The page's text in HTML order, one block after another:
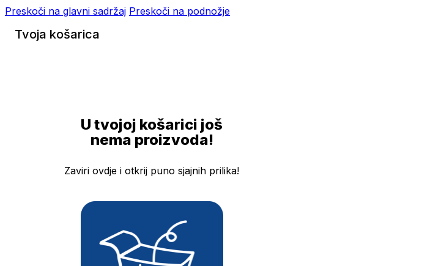
Preskoči na glavni sadržaj Preskoči na podnožje
Tvoja košarica
U tvojoj košarici još
nema proizvoda!
Zaviri ovdje i otkrij puno sjajnih prilika!